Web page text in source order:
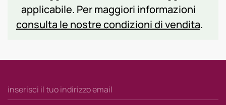
applicabile. Per maggiori informazioni
consulta le nostre condizioni di vendita.